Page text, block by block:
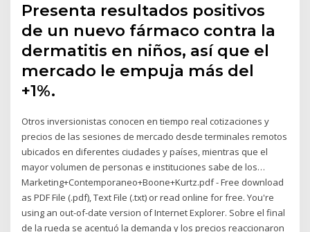
Presenta resultados positivos
de un nuevo fármaco contra la
dermatitis en niños, así que el
mercado le empuja más del
+1%.
Otros inversionistas conocen en tiempo real cotizaciones y
precios de las sesiones de mercado desde terminales remotos
ubicados en diferentes ciudades y países, mientras que el
mayor volumen de personas e instituciones sabe de los…
Marketing+Contemporaneo+Boone+Kurtz.pdf - Free download
as PDF File (.pdf), Text File (.txt) or read online for free. You're
using an out-of-date version of Internet Explorer. Sobre el final
de la rueda se acentuó la demanda y los precios reaccionaron